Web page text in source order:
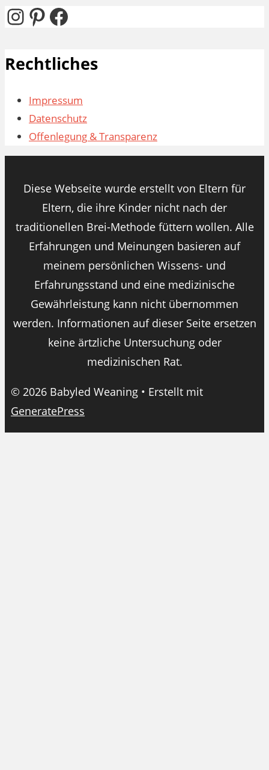
Instagram
Pinterest
Facebook
Rechtliches
Impressum
Datenschutz
Offenlegung & Transparenz
Diese Webseite wurde erstellt von Eltern für
Eltern, die ihre Kinder nicht nach der
traditionellen Brei-Methode füttern wollen. Alle
Erfahrungen und Meinungen basieren auf
meinem persönlichen Wissens- und
Erfahrungsstand und eine medizinische
Gewährleistung kann nicht übernommen
werden. Informationen auf dieser Seite ersetzen
keine ärtzliche Untersuchung oder
medizinischen Rat.
© 2026 Babyled Weaning • Erstellt mit
GeneratePress